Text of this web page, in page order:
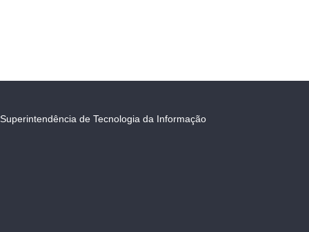
Superintendência de Tecnologia da Informação